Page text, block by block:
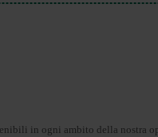
in ogni ambito della